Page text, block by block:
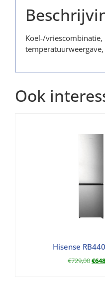
Koel-/vriescombinatie,
Ook
Hisense
€729,00€